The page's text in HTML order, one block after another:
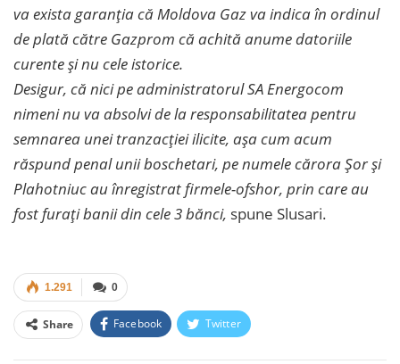
va exista garanția că Moldova Gaz va indica în ordinul
de plată către Gazprom că achită anume datoriile
curente și nu cele istorice.
Desigur, că nici pe administratorul SA Energocom
nimeni nu va absolvi de la responsabilitatea pentru
semnarea unei tranzacției ilicite, așa cum acum
răspund penal unii boschetari, pe numele cărora Șor și
Plahotniuc au înregistrat firmele-ofshor, prin care au
fost furați banii din cele 3 bănci, spune Slusari.
0
1.291
Share Facebook Twitter